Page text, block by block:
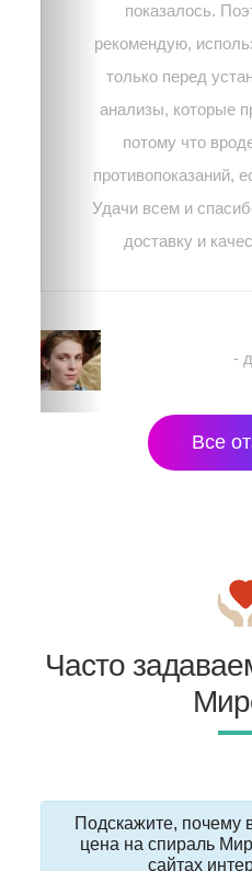
показалось.
рекомендую,
только перед
анализы, которые
потому что
противопоказаний,
Удачи всем и
доставку и
-
Все
Часто
Подскажите, почему
цена на спираль
сайтах